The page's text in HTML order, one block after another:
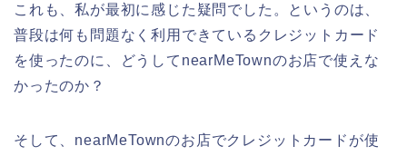
これも、私が最初に感じた疑問でした。というのは、
普段は何も問題なく利用できているクレジットカード
を使ったのに、どうしてnearMeTownのお店で使えな
かったのか？
そして、nearMeTownのお店でクレジットカードが使